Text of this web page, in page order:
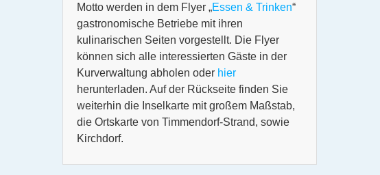
Motto werden in dem Flyer „Essen & Trinken“
gastronomische Betriebe mit ihren
kulinarischen Seiten vorgestellt. Die Flyer
können sich alle interessierten Gäste in der
Kurverwaltung abholen oder hier
herunterladen. Auf der Rückseite finden Sie
weiterhin die Inselkarte mit großem Maßstab,
die Ortskarte von Timmendorf-Strand, sowie
Kirchdorf.